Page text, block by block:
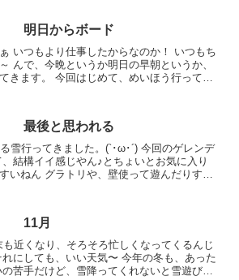
明日からボード
いつもより仕事したからなのか！ いつもち
んで、今晩というか明日の早朝というか、
きます。 今回はじめて、めいほう行ってき
最後と思われる
雪行ってきました。(`･ω･´) 今回のゲレンデ
結構イイ感じやん♪とちょいとお気に入り
いねん グラトリや、壁使って遊んだりする
11月
近くなり、そろそろ忙しくなってくるんじ
にしても、いい天気〜 今年の冬も、あった
苦手だけど、雪降ってくれないと雪遊びが